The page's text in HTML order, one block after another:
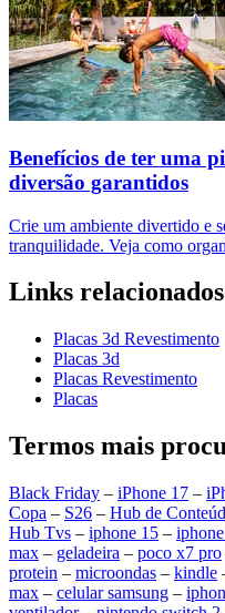
Benefícios de ter uma
diversão garantidos
Crie um ambiente divertido e
tranquilidade. Veja como
Links
Placas 3d Revestimento
Placas 3d
Placas Revestimento
Placas
Termos mais
Black Friday – iPhone 17 –
Copa – S26 – Hub de
Hub Tvs – iphone 15 –
max – geladeira – poco x7 pro
protein – microondas – kindle
max – celular samsung –